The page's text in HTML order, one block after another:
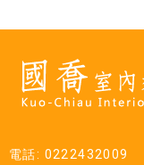
電話: 0222432009